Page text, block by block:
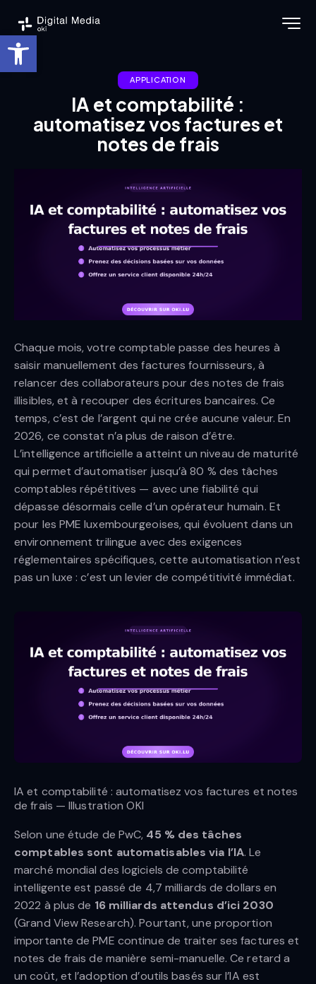
Ouvrir la barre d’outils
APPLICATION
IA et comptabilité :
automatisez vos factures et
notes de frais
Chaque mois, votre comptable passe des heures à
saisir manuellement des factures fournisseurs, à
relancer des collaborateurs pour des notes de frais
illisibles, et à recouper des écritures bancaires. Ce
temps, c’est de l’argent qui ne crée aucune valeur. En
2026, ce constat n’a plus de raison d’être.
L’intelligence artificielle a atteint un niveau de maturité
qui permet d’automatiser jusqu’à 80 % des tâches
comptables répétitives — avec une fiabilité qui
dépasse désormais celle d’un opérateur humain. Et
pour les PME luxembourgeoises, qui évoluent dans un
environnement trilingue avec des exigences
réglementaires spécifiques, cette automatisation n’est
pas un luxe : c’est un levier de compétitivité immédiat.
IA et comptabilité : automatisez vos factures et notes
de frais — Illustration OKI
Selon une étude de PwC, 45 % des tâches
comptables sont automatisables via l’IA. Le
marché mondial des logiciels de comptabilité
intelligente est passé de 4,7 milliards de dollars en
2022 à plus de 16 milliards attendus d’ici 2030
(Grand View Research). Pourtant, une proportion
importante de PME continue de traiter ses factures et
notes de frais de manière semi-manuelle. Ce retard a
un coût, et l’adoption d’outils basés sur l’IA est